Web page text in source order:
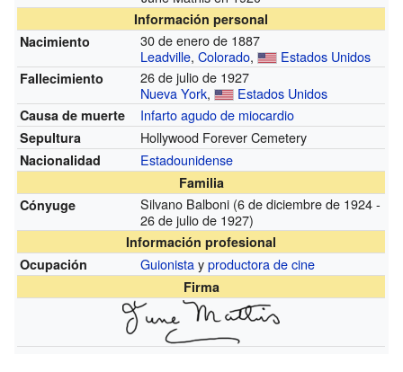
Información personal
Nacimiento
30 de enero de 1887
Leadville,Colorado, Estados Unidos
Fallecimiento
26 de julio de 1927
Nueva York, Estados Unidos
Causa de muerte Infarto agudo de miocardio
Sepultura Hollywood Forever Cemetery
Nacionalidad Estadounidense
Familia
Cónyuge
Silvano Balboni (6 de diciembre de 1924 -
26 de julio de 1927)
Información profesional
Ocupación
Guionistayproductora de cine
Firma